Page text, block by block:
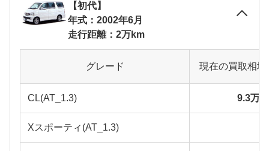
【初代】
年式：2002年6月
走行距離：2万km
グレード 現在の買取相
CL(AT_1.3) 9.3万
Xスポーティ(AT_1.3)